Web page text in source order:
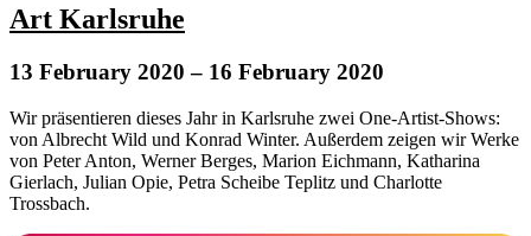
Art Karlsruhe
13 February 2020 – 16 February 2020
Wir präsentieren dieses Jahr in Karlsruhe zwei One-Artist-Shows:
von Albrecht Wild und Konrad Winter. Außerdem zeigen wir Werke
von Peter Anton, Werner Berges, Marion Eichmann, Katharina
Gierlach, Julian Opie, Petra Scheibe Teplitz und Charlotte
Trossbach.